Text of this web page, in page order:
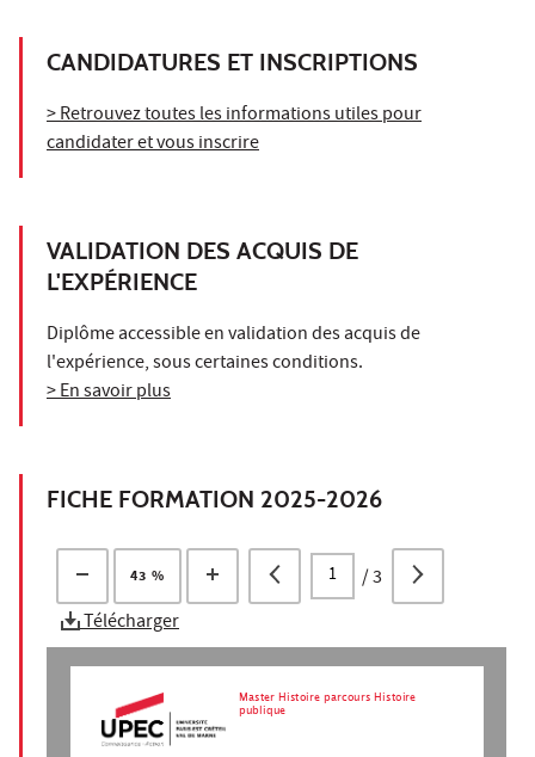
CANDIDATURES ET INSCRIPTIONS
> Retrouvez toutes les informations utiles pour
candidater et vous inscrire
VALIDATION DES ACQUIS DE
L'EXPÉRIENCE
Diplôme accessible en validation des acquis de
l'expérience, sous certaines conditions.
> En savoir plus
FICHE FORMATION 2025-2026
43 % /3
Télécharger
Master Histoire parcours Histoire
publique